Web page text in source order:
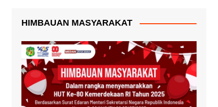
HIMBAUAN MASYARAKAT